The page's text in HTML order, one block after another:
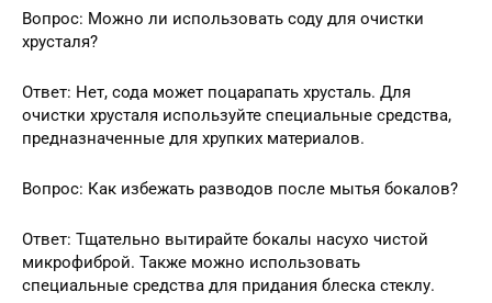
Вопрос: Можно ли использовать соду для очистки
хрусталя?
Ответ: Нет, сода может поцарапать хрусталь. Для
очистки хрусталя используйте специальные средства,
предназначенные для хрупких материалов.
Вопрос: Как избежать разводов после мытья бокалов?
Ответ: Тщательно вытирайте бокалы насухо чистой
микрофиброй. Также можно использовать
специальные средства для придания блеска стеклу.